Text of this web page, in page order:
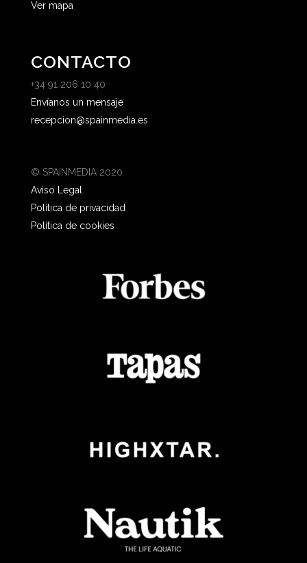
Ver mapa
CONTACTO
+34 91 206 10 40
Envíanos un mensaje
recepcion@spainmedia.es
© SPAINMEDIA 2020
Aviso Legal
Política de privacidad
Política de cookies